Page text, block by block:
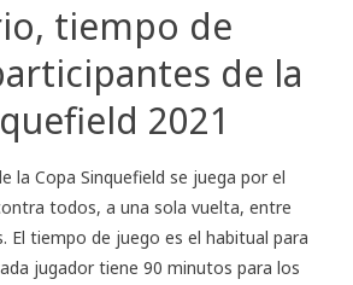
tiempo de
de la
2021
la Copa Sinquefield se juega por el
todos, a una sola vuelta, entre
El tiempo de juego es el habitual para
jugador tiene 90 minutos para los